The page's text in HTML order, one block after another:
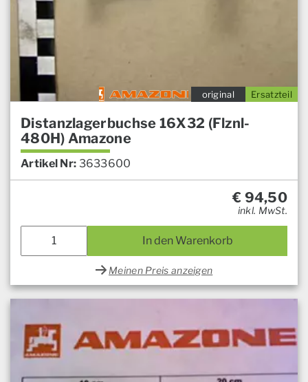
Ersatzteil
original
Distanzlagerbuchse 16X32 (Flznl-
480H) Amazone
Artikel Nr: 3633600
€ 94,50
inkl. MwSt.
In den Warenkorb
Meinen Preis anzeigen